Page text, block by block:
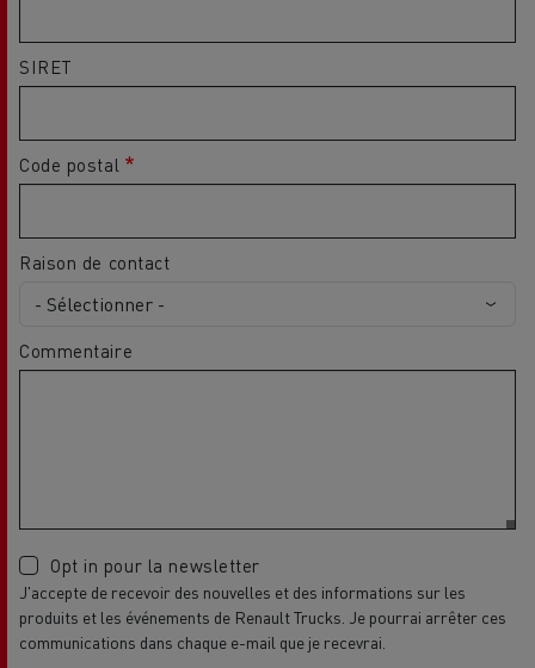
SIRET
Code postal
Raison de contact
Commentaire
Opt in pour la newsletter
J'accepte de recevoir des nouvelles et des informations sur les
produits et les événements de Renault Trucks. Je pourrai arrêter ces
communications dans chaque e-mail que je recevrai.